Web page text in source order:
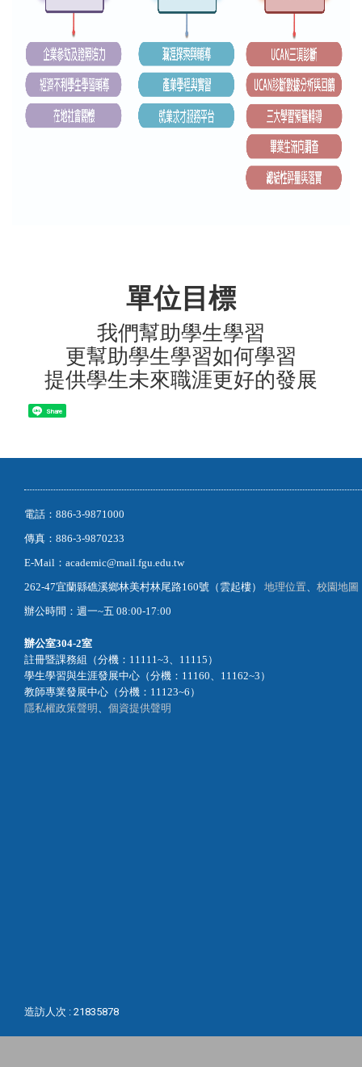
單位目標
我們幫助學生學習
更幫助學生學習如何學習
提供學生未來職涯更好的發展
Share
電話：886-3-9871000
傳真：886-3-9870233
E-Mail：academic@mail.fgu.edu.tw
262-47宜蘭縣礁溪鄉林美村林尾路160號（雲起樓） 地理位置、 校園地圖
辦公時間：週一~五 08:00-17:00
辦公室304-2室
註冊暨課務組（分機：11111~3、11115）
學生學習與生涯發展中心（分機：11160、11162~3）
教師專業發展中心（分機：11123~6）
隱私權政策聲明 、 個資提供聲明
造訪人次 : 21835878